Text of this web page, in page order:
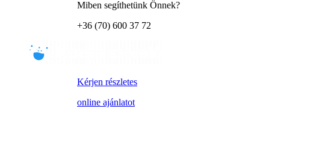
Miben segíthetünk Önnek?
+36 (70) 600 37 72
Kérjen részletes
online ajánlatot